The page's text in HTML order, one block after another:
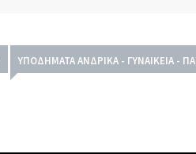
ΥΠΟΔΉΜΑΤΑ ΑΝΔΡΙΚΆ - ΓΥΝΑΙΚΕΊΑ -